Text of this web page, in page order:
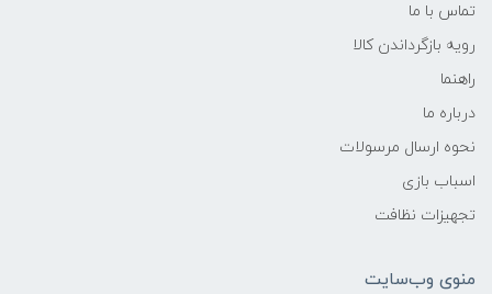
تماس با ما
رویه بازگرداندن کالا
راهنما
درباره ما
نحوه ارسال مرسولات
اسباب بازی
تجهیزات نظافت
منوی وب‌سایت